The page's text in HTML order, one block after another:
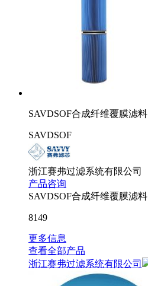
SAVDSOF合成纤维覆膜滤料
SAVDSOF
浙江赛弗过滤系统有限公司
产品咨询
SAVDSOF合成纤维覆膜滤料
8149
更多信息
查看全部产品
浙江赛弗过滤系统有限公司